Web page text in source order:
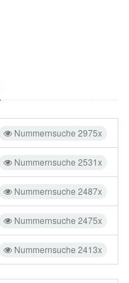
Nummernsuche 2975x
Nummernsuche 2531x
Nummernsuche 2487x
Nummernsuche 2475x
Nummernsuche 2413x